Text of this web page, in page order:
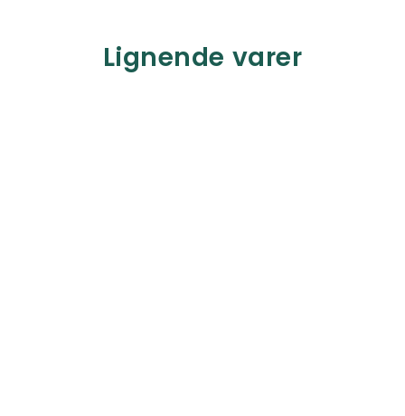
Lignende varer